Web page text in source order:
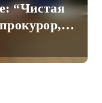
“Чистая